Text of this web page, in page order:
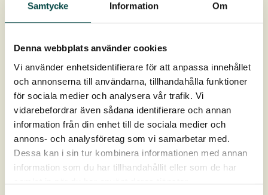
Samtycke Information Om
Denna webbplats använder cookies
Vi använder enhetsidentifierare för att anpassa innehållet
och annonserna till användarna, tillhandahålla funktioner
för sociala medier och analysera vår trafik. Vi
vidarebefordrar även sådana identifierare och annan
information från din enhet till de sociala medier och
annons- och analysföretag som vi samarbetar med.
Dessa kan i sin tur kombinera informationen med annan
information som du har tillhandahållit eller som de har
samlat in när du har använt deras tjänster.
Leverans: April-oktober
Produktdata